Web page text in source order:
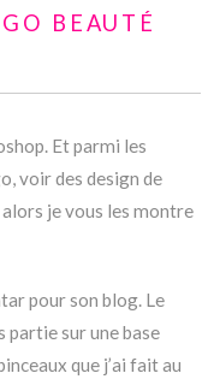
BEAUTÉ
Et parmi les
voir des design de
je vous les montre
pour son blog. Le
partie sur une base
que j’ai fait au